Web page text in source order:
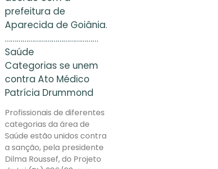
prefeitura de
Aparecida de Goiânia.
…………………………………………
Saúde
Categorias se unem
contra Ato Médico
Patrícia Drummond
Profissionais de diferentes
categorias da área de
Saúde estão unidos contra
a sanção, pela presidente
Dilma Roussef, do Projeto